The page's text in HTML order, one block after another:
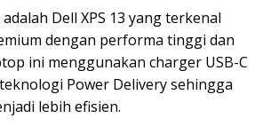
Dell XPS 13 yang terkenal
dengan performa tinggi dan
ini menggunakan charger USB-C
Power Delivery sehingga
lebih efisien.